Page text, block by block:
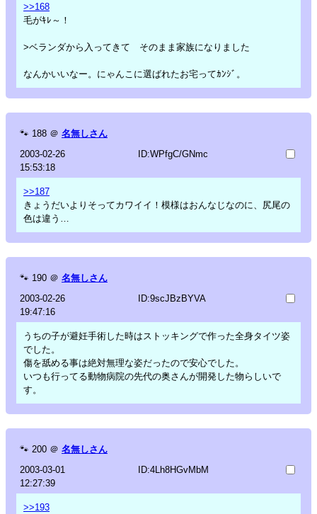
>>168
毛がｷﾚ～！
>ベランダから入ってきて そのまま家族になりました
なんかいいなー。にゃんこに選ばれたお宅ってｶﾝｼﾞ。
🐾 188 ＠ 名無しさん
2003-02-26
15:53:18
ID:WPfgC/GNmc
>>187
きょうだいよりそってカワイイ！模様はおんなじなのに、尻尾の
色は違う…
🐾 190 ＠ 名無しさん
2003-02-26
19:47:16
ID:9scJBzBYVA
うちの子が避妊手術した時はストッキングで作った全身タイツ姿
でした。
傷を舐める事は絶対無理な姿だったので安心でした。
いつも行ってる動物病院の先代の奥さんが開発した物らしいで
す。
🐾 200 ＠ 名無しさん
2003-03-01
12:27:39
ID:4Lh8HGvMbM
>>193